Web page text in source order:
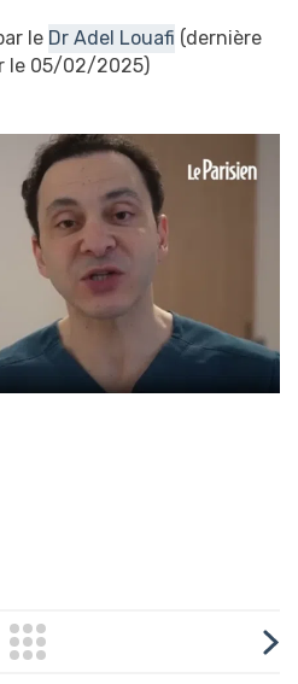
le Dr Adel Louafi (dernière
le 05/02/2025)